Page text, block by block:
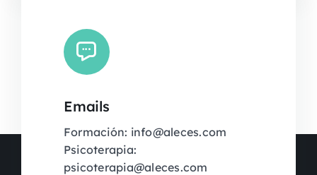
Emails
Formación: info@aleces.com
Psicoterapia:
psicoterapia@aleces.com